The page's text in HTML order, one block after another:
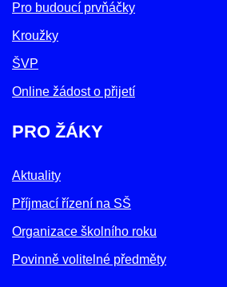
Pro budoucí prvňáčky
Kroužky
ŠVP
Online žádost o přijetí
PRO ŽÁKY
Aktuality
Příjmací řízení na SŠ
Organizace školního roku
Povinně volitelné předměty